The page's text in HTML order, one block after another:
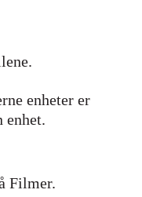
enheter er
enhet.
Filmer.